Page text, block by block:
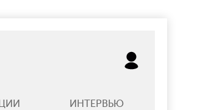
ИНТЕРВЬЮ